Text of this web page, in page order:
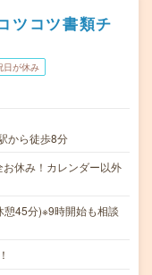
ツコツ書類チ
日が休み
から徒歩8分
休み！カレンダー以外
45分)※9時開始も相談